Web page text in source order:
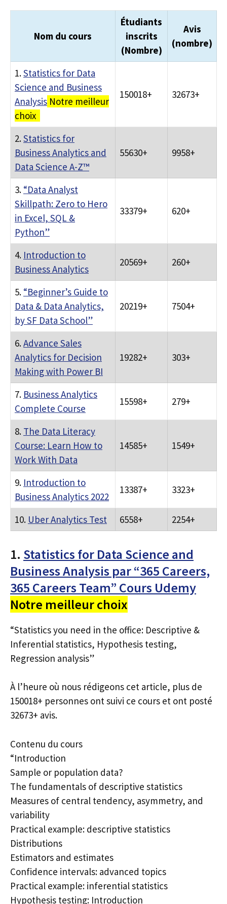
Nom du cours
Étudiants
inscrits
(Nombre)
Avis
(nombre)
1.Statistics for Data
Science and Business
Analysis Notre meilleur
choix
150018+ 32673+
2.Statistics for
Business Analytics and
Data Science A-Z™
55630+ 9958+
3. “Data Analyst
Skillpath: Zero to Hero
in Excel, SQL &
Python”
33379+ 620+
4. Introduction to
Business Analytics
20569+ 260+
5. “Beginner’s Guide to
Data & Data Analytics,
by SF Data School”
20219+ 7504+
6.Advance Sales
Analytics for Decision
Making with Power BI
19282+ 303+
7. Business Analytics
Complete Course
15598+ 279+
8. The Data Literacy
Course: Learn How to
Work With Data
14585+ 1549+
9. Introduction to
Business Analytics 2022
13387+ 3323+
10. Uber Analytics Test 6558+ 2254+
1. Statistics for Data Science and
Business Analysis par “365 Careers,
365 Careers Team” Cours Udemy
Notre meilleur choix
“Statistics you need in the office: Descriptive &
Inferential statistics, Hypothesis testing,
Regression analysis”
À l’heure où nous rédigeons cet article, plus de
150018+ personnes ont suivi ce cours et ont posté
32673+ avis.
Contenu du cours
“Introduction
Sample or population data?
The fundamentals of descriptive statistics
Measures of central tendency, asymmetry, and
variability
Practical example: descriptive statistics
Distributions
Estimators and estimates
Confidence intervals: advanced topics
Practical example: inferential statistics
Hypothesis testing: Introduction